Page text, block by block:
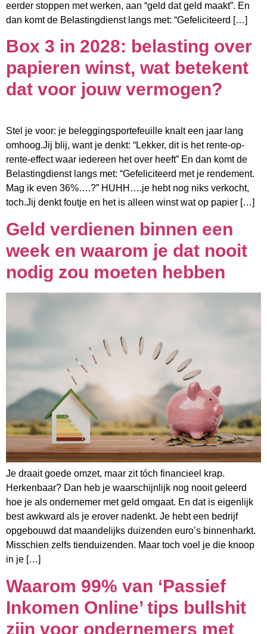
eerder stoppen met werken, aan “geld dat geld maakt”. En
dan komt de Belastingdienst langs met: “Gefeliciteerd […]
Box 3 in 2028: belasting over
papieren winst, wat betekent
dat voor jouw vermogen?
Stel je voor: je beleggingsportefeuille knalt een jaar lang
omhoog.Jij blij, want je denkt: “Lekker, dit is het rente-op-
rente-effect waar iedereen het over heeft” En dan komt de
Belastingdienst langs met: “Gefeliciteerd met je rendement.
Mag ik even 36%….?” HUHH….je hebt nog niks verkocht,
toch.Jij denkt foutje en het is alleen winst wat op papier […]
Geld verdienen binnen een
week en waarom je dat nooit
nodig zou moeten hebben
Je draait goede omzet, maar zit tóch financieel krap.
Herkenbaar? Dan heb je waarschijnlijk nog nooit geleerd
hoe je als ondernemer met geld omgaat. En dat is eigenlijk
best awkward als je erover nadenkt. Je hebt een bedrijf
opgebouwd dat maandelijks duizenden euro’s binnenharkt.
Misschien zelfs tienduizenden. Maar toch voel je die knoop
in je […]
Waarom 99% van ‘Passief
Inkomen Online’ tips bullshit
zijn voor ondernemers met